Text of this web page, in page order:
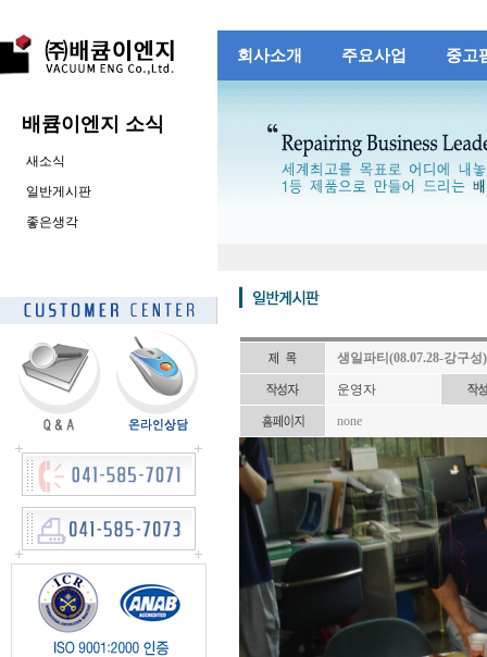
회사소개 주요사업 중고
배큠이엔지 소식
새소식
일반게시판
좋은생각
생일파티(08.07.28-강구성)
운영자
none